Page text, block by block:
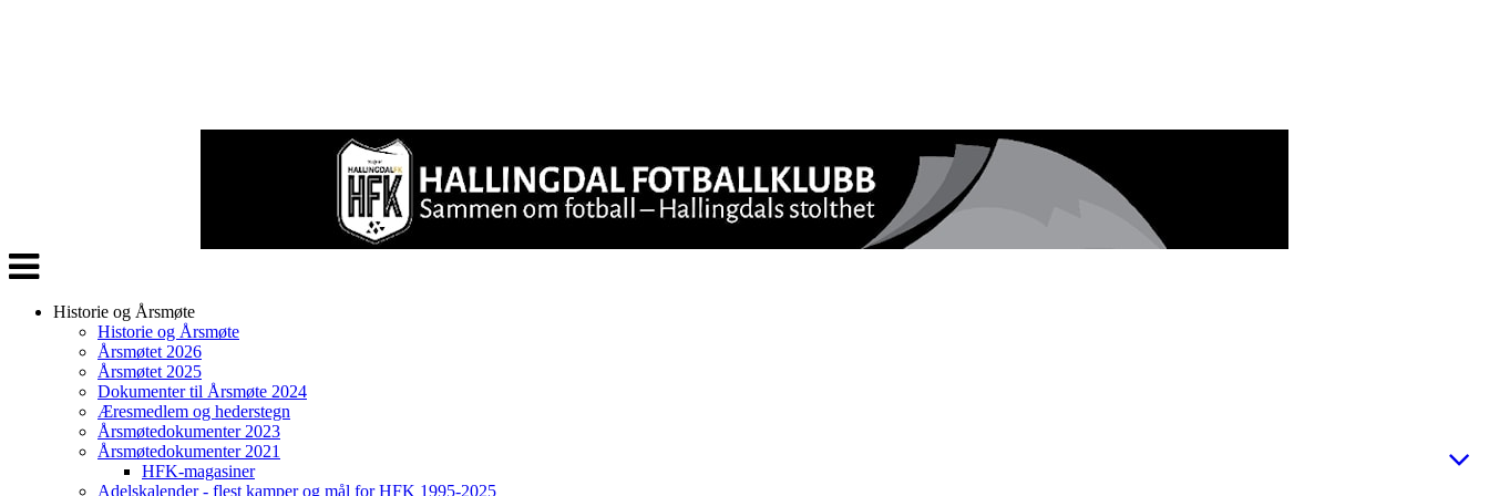
Veksle
navigasjon
Historie og Årsmøte
Historie og Årsmøte
Årsmøtet 2026
Årsmøtet 2025
Dokumenter til Årsmøte 2024
Æresmedlem og hederstegn
Årsmøtedokumenter 2023
Årsmøtedokumenter 2021
HFK-magasiner
Adelskalender - flest kamper og mål for HFK 1995-2025